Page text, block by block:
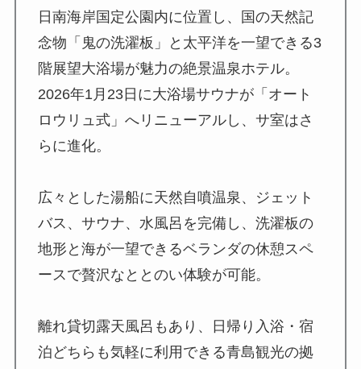
日南海岸国定公園内に位置し、国の天然記
念物「鬼の洗濯板」と太平洋を一望できる3
階展望大浴場が魅力の絶景温泉ホテル。
2026年1月23日に大浴場サウナが「オート
ロウリュ式」へリニューアルし、サ室はさ
らに進化。
広々とした湯船に天然自噴温泉、ジェット
バス、サウナ、水風呂を完備し、洗濯板の
地形と海が一望できるベランダの休憩スペ
ースで贅沢なととのい体験が可能。
離れ貸切露天風呂もあり、日帰り入浴・宿
泊どちらも気軽に利用できる青島観光の拠